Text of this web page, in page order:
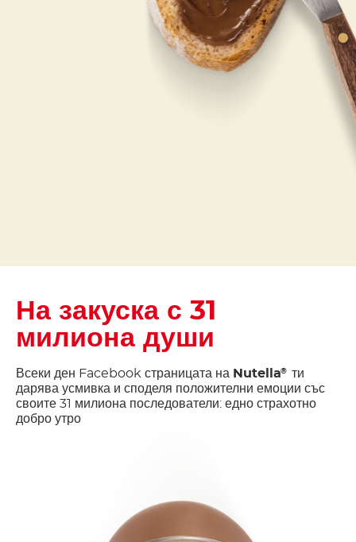
На закуска с 31
милиона души
Всеки ден Facebook страницата на Nutella® ти
дарява усмивка и споделя положителни емоции със
своите 31 милиона последователи: едно страхотно
добро утро